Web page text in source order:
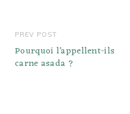
PREV POST
Pourquoi l’appellent-ils
carne asada ?